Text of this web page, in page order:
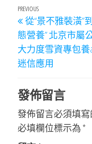
文
章
導
覽
Previous
Post
PREVIOUS
從“景不雅裝潢”
態營養” 北京市屬
大力度雪資專包養
迷信應用
發佈留言
發佈留言必須填
必填欄位標示為 *